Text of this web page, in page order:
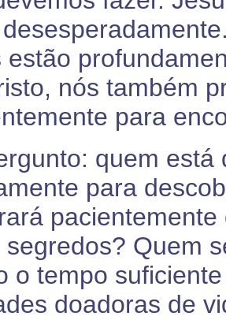
estão
nós também
para
quem está
para
segredos? Quem
o tempo
doadoras de